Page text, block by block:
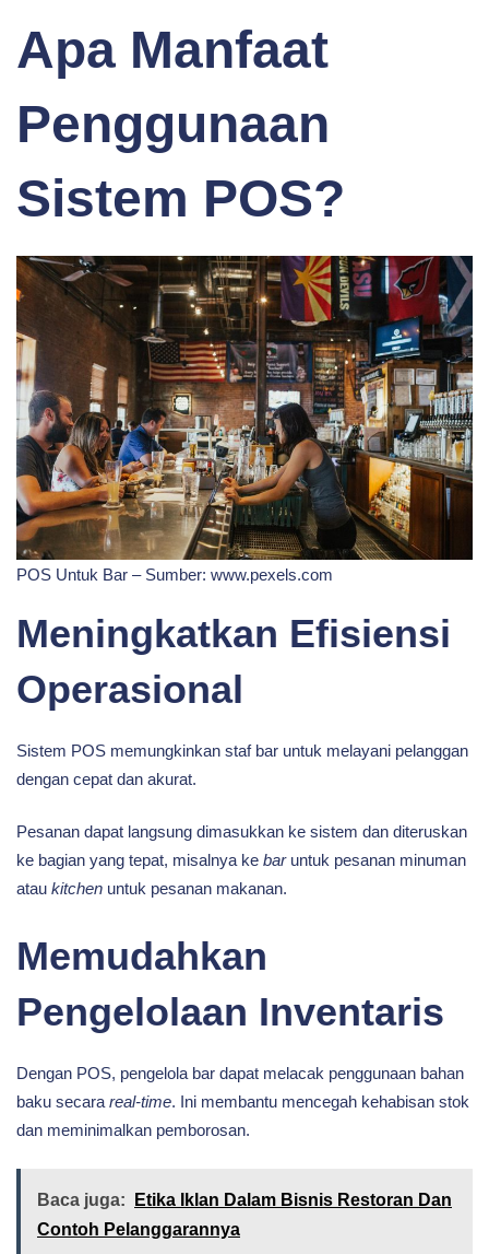
Apa Manfaat
Penggunaan
Sistem POS?
POS Untuk Bar – Sumber: www.pexels.com
Meningkatkan Efisiensi
Operasional
Sistem POS memungkinkan staf bar untuk melayani pelanggan
dengan cepat dan akurat.
Pesanan dapat langsung dimasukkan ke sistem dan diteruskan
ke bagian yang tepat, misalnya ke baruntuk pesanan minuman
atau kitchen untuk pesanan makanan.
Memudahkan
Pengelolaan Inventaris
Dengan POS, pengelola bar dapat melacak penggunaan bahan
baku secara real-time. Ini membantu mencegah kehabisan stok
dan meminimalkan pemborosan.
Baca juga:
Etika Iklan Dalam Bisnis Restoran Dan
Contoh Pelanggarannya